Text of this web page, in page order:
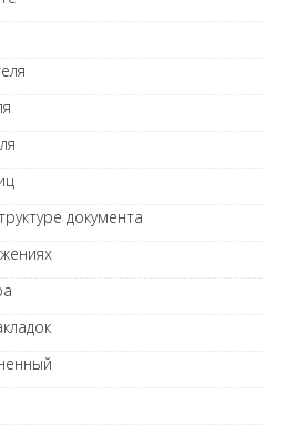
документа